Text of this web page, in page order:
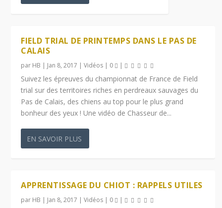
FIELD TRIAL DE PRINTEMPS DANS LE PAS DE
CALAIS
par HB | Jan 8, 2017 |Vidéos | 0 |
Suivez les épreuves du championnat de France de Field
trial sur des territoires riches en perdreaux sauvages du
Pas de Calais, des chiens au top pour le plus grand
bonheur des yeux ! Une vidéo de Chasseur de...
EN SAVOIR PLUS
APPRENTISSAGE DU CHIOT : RAPPELS UTILES
par HB | Jan 8, 2017 |Vidéos | 0 |